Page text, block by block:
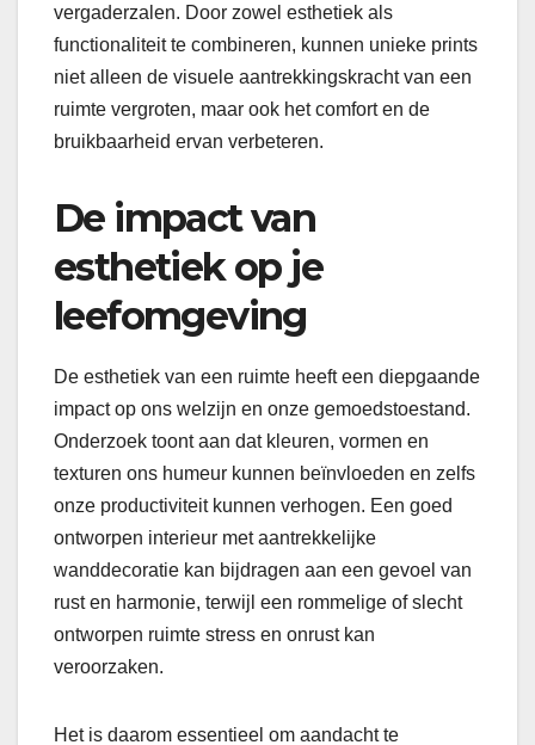
vergaderzalen. Door zowel esthetiek als
functionaliteit te combineren, kunnen unieke prints
niet alleen de visuele aantrekkingskracht van een
ruimte vergroten, maar ook het comfort en de
bruikbaarheid ervan verbeteren.
De impact van
esthetiek op je
leefomgeving
De esthetiek van een ruimte heeft een diepgaande
impact op ons welzijn en onze gemoedstoestand.
Onderzoek toont aan dat kleuren, vormen en
texturen ons humeur kunnen beïnvloeden en zelfs
onze productiviteit kunnen verhogen. Een goed
ontworpen interieur met aantrekkelijke
wanddecoratie kan bijdragen aan een gevoel van
rust en harmonie, terwijl een rommelige of slecht
ontworpen ruimte stress en onrust kan
veroorzaken.
Het is daarom essentieel om aandacht te